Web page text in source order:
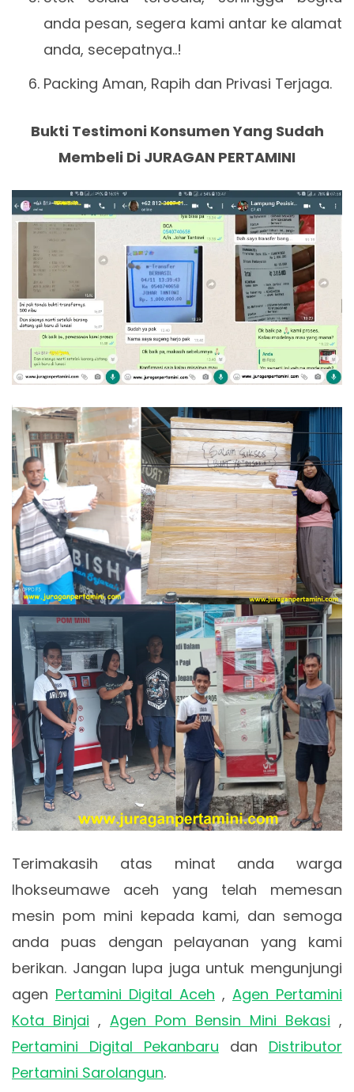
anda pesan, segera kami antar ke alamat
anda, secepatnya..!
Packing Aman, Rapih dan Privasi Terjaga.
Bukti Testimoni Konsumen Yang Sudah
Membeli Di JURAGAN PERTAMINI
Terimakasih atas minat anda warga
lhokseumawe aceh yang telah memesan
mesin pom mini kepada kami, dan semoga
anda puas dengan pelayanan yang kami
berikan. Jangan lupa juga untuk mengunjungi
agen Pertamini Digital Aceh , Agen Pertamini
Kota Binjai , Agen Pom Bensin Mini Bekasi ,
Pertamini Digital Pekanbaru dan Distributor
Pertamini Sarolangun.